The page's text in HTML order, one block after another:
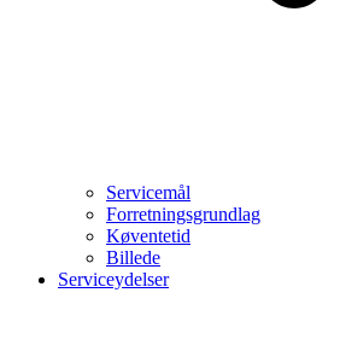
Servicemål
Forretningsgrundlag
Køventetid
Billede
Serviceydelser